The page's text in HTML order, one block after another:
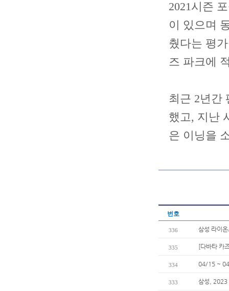
2021시즌
이 있으며
췄다는 평
즈 파크에
최근 2년간
했고, 지난
은 이닝을
번호
336 삼성 라이
335 [다바타 카
334 04/15 ~
333 삼성, 2023